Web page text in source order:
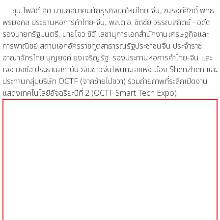
ชุน ไพลิดีเลิศ นายกสมาคมนักธุรกิจยุคใหม่ไทย-จีน, ณรงค์ศักดิ์ พุทธ
พรมงคล ประธานหอการค้าไทย-จีน, พล.ต.อ. ชิดชัย วรรณสถิตย์ - อดีต
รองนายกรัฐมนตรี, นายโจว ซีฉี เลขานุการเอกสำนักงานเศรษฐกิจและ
การพาณิชย์ สถานเอกอัครราชทูตสาธารณรัฐประชาชนจีน ประจำราช
อาณาจักรไทย บุญยงค์ ยงเจริญรัฐ รองประทานหอการค้าไทย-จีน และ
เจิ้ง ย่งซือ ประธานสถาบันวิจัยชาวจีนโพ้นทะเลแห่งเมือง Shenzhen และ
ประทานกลุ่มบริษัท OCTF (จากซ้ายไปขวา) ร่วมถ่ายภาพที่ระลึกเปิดงาน
แสดงเทคโนโลยีอัจฉริยะปีที่ 2 (OCTF Smart Tech Expo)